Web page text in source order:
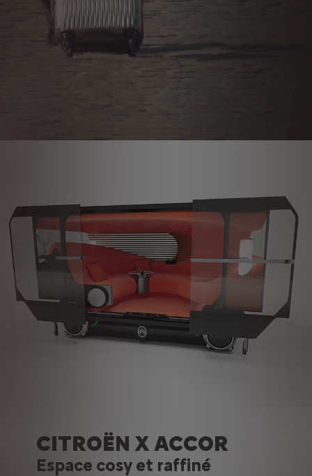
CITROËN X ACCOR
Espace cosy et raffiné